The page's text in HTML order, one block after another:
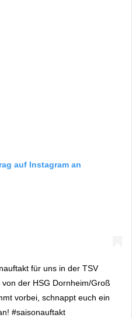
auf Instagram an
für uns in der TSV
der HSG Dornheim/Groß
vorbei, schnappt euch ein
#saisonauftakt